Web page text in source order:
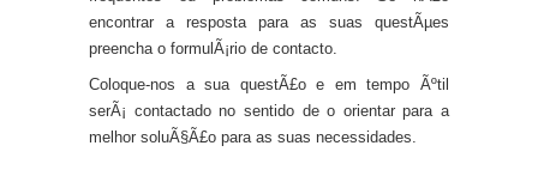
encontrar a resposta para as suas questÃµes
preencha o formulÃ¡rio de contacto.
Coloque-nos a sua questÃ£o e em tempo Ãºtil
serÃ¡ contactado no sentido de o orientar para a
melhor soluÃ§Ã£o para as suas necessidades.